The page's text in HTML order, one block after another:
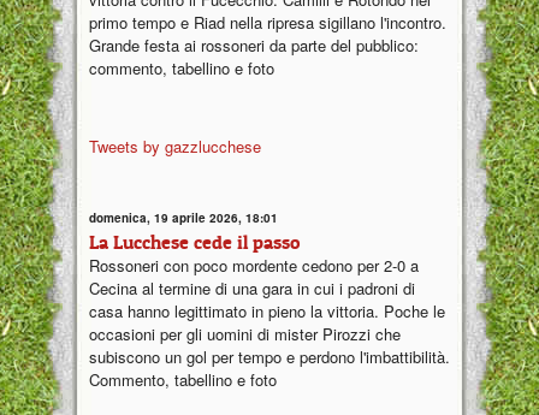
primo tempo e Riad nella ripresa sigillano l'incontro.
Grande festa ai rossoneri da parte del pubblico:
commento, tabellino e foto
Tweets by gazzlucchese
domenica, 19 aprile 2026, 18:01
La Lucchese cede il passo
Rossoneri con poco mordente cedono per 2-0 a
Cecina al termine di una gara in cui i padroni di
casa hanno legittimato in pieno la vittoria. Poche le
occasioni per gli uomini di mister Pirozzi che
subiscono un gol per tempo e perdono l'imbattibilità.
Commento, tabellino e foto